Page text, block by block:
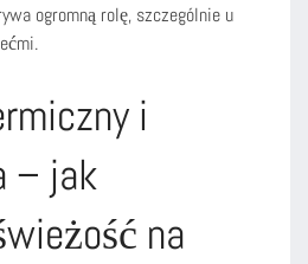
ogromną rolę, szczególnie u
i
– jak
na